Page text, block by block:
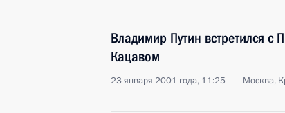
Владимир Путин встретился
Кацавом
23 января 2001 года, 11:25 Москва,